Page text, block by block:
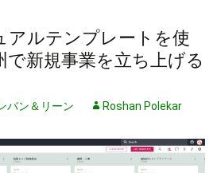
アルテンプレートを使
で新規事業を立ち上げる
バン＆リーン Roshan Polekar